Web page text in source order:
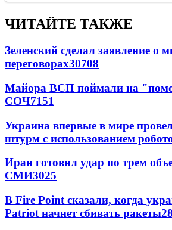
ЧИТАЙТЕ ТАКЖЕ
Зеленский сделал заявление о
переговорах30708
Майора ВСП поймали на
СОЧ7151
Украина впервые в мире
штурм с использованием
Иран готовил удар по трем
СМИ3025
В Fire Point сказали, когда
Patriot начнет сбивать ракеты